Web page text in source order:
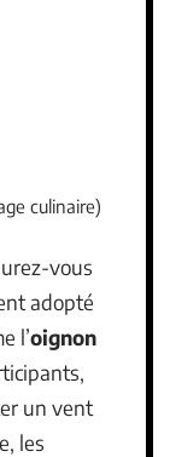
culinaire)
vous
adopté
l’oignon
un vent
les